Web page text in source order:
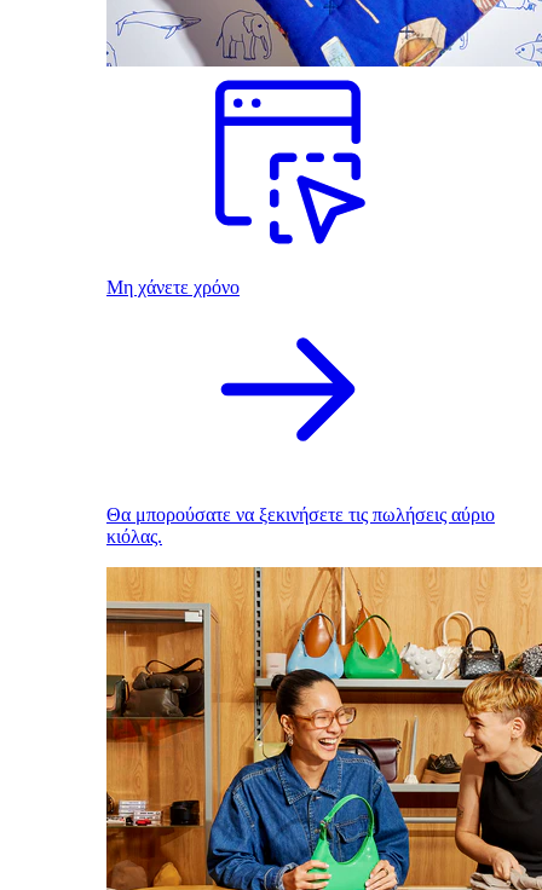
Μη χάνετε χρόνο
Θα μπορούσατε να ξεκινήσετε τις πωλήσεις αύριο
κιόλας.